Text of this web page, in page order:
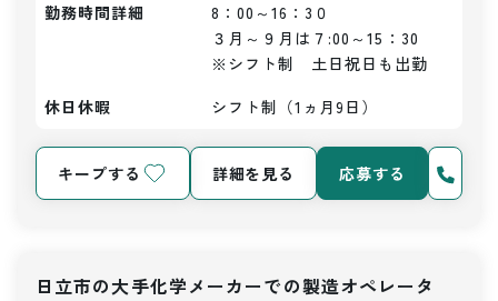
勤務時間詳細
8：00～16：3０
３月～９月は７:00～15：30
※シフト制　土日祝日も出勤
休日休暇
シフト制（1ヵ月9日）
キープする 詳細を見る 応募する
日立市の大手化学メーカーでの製造オペレータ